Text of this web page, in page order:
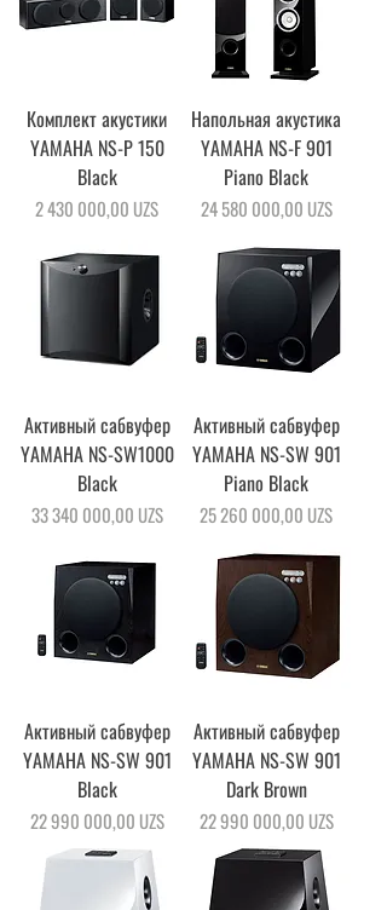
Комплект акустики
YAMAHA NS-P 150
Black
Цена
2 430 000,00 UZS
Напольная акустика
YAMAHA NS-F 901
Piano Black
Цена
24 580 000,00 UZS
Активный сабвуфер
YAMAHA NS-SW1000
Black
Цена
33 340 000,00 UZS
Активный сабвуфер
YAMAHA NS-SW 901
Piano Black
Цена
25 260 000,00 UZS
Активный сабвуфер
YAMAHA NS-SW 901
Black
Цена
22 990 000,00 UZS
Активный сабвуфер
YAMAHA NS-SW 901
Dark Brown
Цена
22 990 000,00 UZS